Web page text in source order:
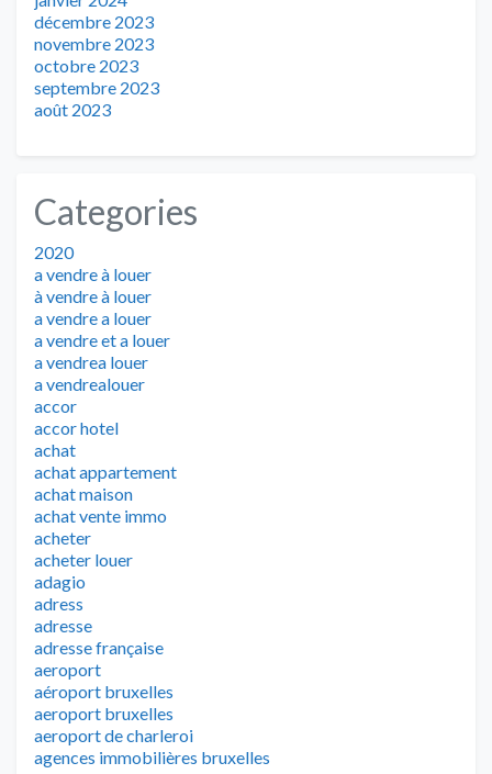
décembre 2023
novembre 2023
octobre 2023
septembre 2023
août 2023
Categories
2020
a vendre à louer
à vendre à louer
a vendre a louer
a vendre et a louer
a vendrea louer
a vendrealouer
accor
accor hotel
achat
achat appartement
achat maison
achat vente immo
acheter
acheter louer
adagio
adress
adresse
adresse française
aeroport
aéroport bruxelles
aeroport bruxelles
aeroport de charleroi
agences immobilières bruxelles